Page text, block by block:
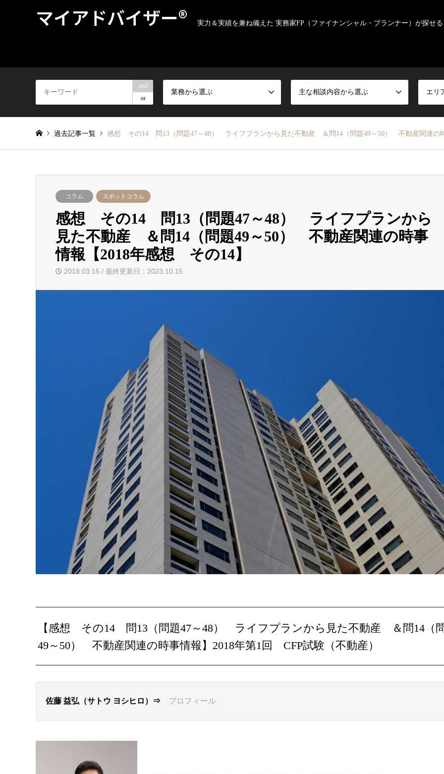
マイアドバイザー® 実力＆実績を兼ね備えた 実務家FP（ファイナンシャル・プランナー）が探せ
and
or
業務から選ぶ 主な相談内容から選ぶ エリ
過去記事一覧 感想 その14 問13（問題47～48） ライフプランから見た不動産 ＆問14（問題49～50） 不動産関連の
コラム スポットコラム
感想 その14 問13（問題47～48） ライフプランから
見た不動産 ＆問14（問題49～50） 不動産関連の時事
情報【2018年感想 その14】
2018.03.15 / 最終更新日：2023.10.15
【感想 その14 問13（問題47～48） ライフプランから見た不動産 ＆問14（
49～50） 不動産関連の時事情報】2018年第1回 CFP試験（不動産）
佐藤 益弘（サトウ ヨシヒロ）⇒ プロフィール